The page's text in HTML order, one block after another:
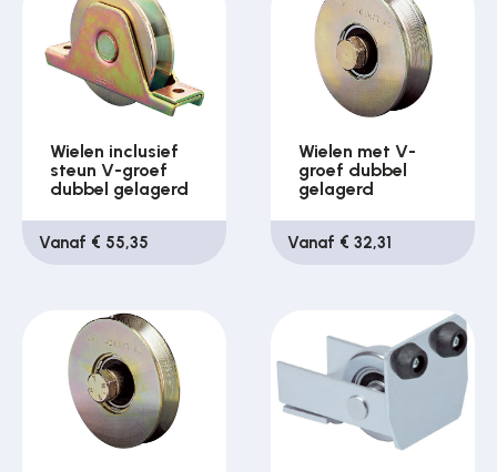
Wielen inclusief
steun V-groef
dubbel gelagerd
Vanaf € 55,35
Wielen met V-
groef dubbel
gelagerd
Vanaf € 32,31